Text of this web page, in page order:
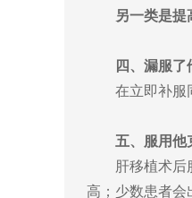
另一类是提
四、漏服了
在立即补服
五、服用他
肝移植术
高；少数患者会